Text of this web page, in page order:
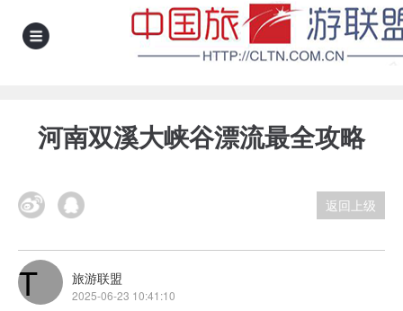
河南双溪大峡谷漂流最全攻略
返回上级
T 旅游联盟
2025-06-23 10:41:10